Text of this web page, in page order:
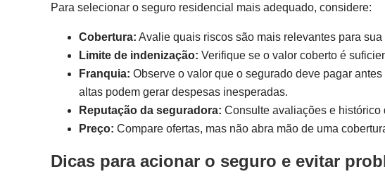
Para selecionar o seguro residencial mais adequado, considere:
Cobertura: Avalie quais riscos são mais relevantes para
Limite de indenização: Verifique se o valor coberto é
Franquia: Observe o valor que o segurado deve pagar
altas podem gerar despesas inesperadas.
Reputação da seguradora: Consulte avaliações e
Preço: Compare ofertas, mas não abra mão de uma
Dicas para acionar o seguro e evitar